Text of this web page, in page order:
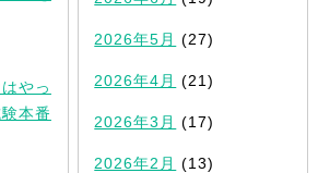
やっ
本番
2026年5月 (27)
2026年4月 (21)
2026年3月 (17)
2026年2月 (13)